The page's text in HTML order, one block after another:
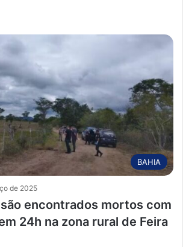
BAHIA
de 2025
encontrados mortos com
24h na zona rural de Feira